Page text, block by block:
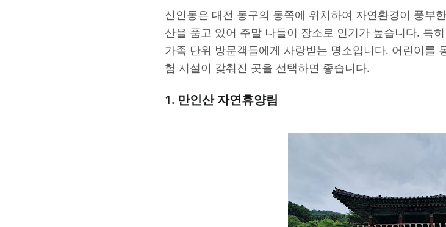
신인동은 대전 동구의 동쪽에 위치하여 자연환경이 풍부
산을 품고 있어 주말 나들이 장소로 인기가 높습니다. 특
가족 단위 방문객들에게 사랑받는 명소입니다. 어린이를
험 시설이 갖춰진 곳을 선택하면 좋습니다.
1. 만인산 자연휴양림